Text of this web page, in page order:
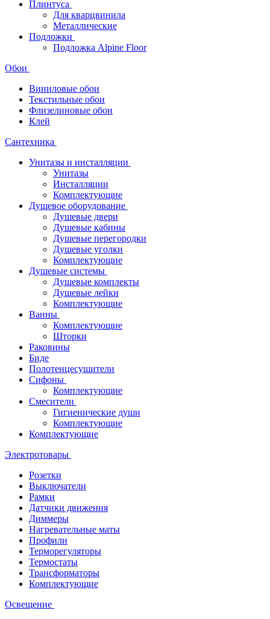
Плинтуса
Для кварцвинила
Металлические
Подложки
Подложка Alpine Floor
Обои
Виниловые обои
Текстильные обои
Флизелиновые обои
Клей
Сантехника
Унитазы и инсталляции
Унитазы
Инсталляции
Комплектующие
Душевое оборудование
Душевые двери
Душевые кабины
Душевые перегородки
Душевые уголки
Комплектующие
Душевые системы
Душевые комплекты
Душевые лейки
Комплектующие
Ванны
Комплектующие
Шторки
Раковины
Биде
Полотенцесушители
Сифоны
Комплектующие
Смесители
Гигиенические души
Комплектующие
Комплектующие
Электротовары
Розетки
Выключатели
Рамки
Датчики движения
Диммеры
Нагревательные маты
Профили
Терморегуляторы
Термостаты
Трансформаторы
Комплектующие
Освещение